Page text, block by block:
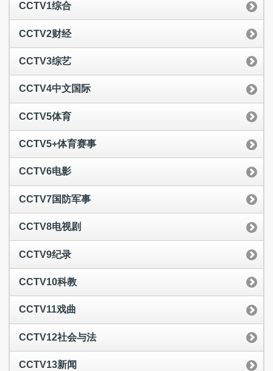
CCTV1综合
CCTV2财经
CCTV3综艺
CCTV4中文国际
CCTV5体育
CCTV5+体育赛事
CCTV6电影
CCTV7国防军事
CCTV8电视剧
CCTV9纪录
CCTV10科教
CCTV11戏曲
CCTV12社会与法
CCTV13新闻